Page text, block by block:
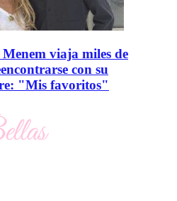
viaja miles de
con su
"Mis favoritos"